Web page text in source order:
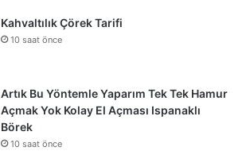
Kahvaltılık Çörek Tarifi
10 saat önce
Artık Bu Yöntemle Yaparım Tek Tek Hamur
Açmak Yok Kolay El Açması Ispanaklı
Börek
10 saat önce